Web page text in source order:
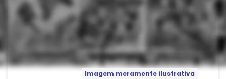
Imagem meramente ilustrativa